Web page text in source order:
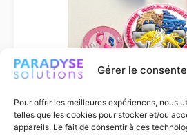
Gérer le
Pour offrir les meilleures expériences, nous
telles que les cookies pour stocker et/ou
appareils. Le fait de consentir à ces